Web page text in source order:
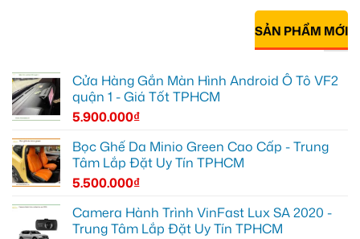
SẢN PHẨM MỚI
Cửa Hàng Gắn Màn Hình Android Ô Tô VF2
quận 1 - Giá Tốt TPHCM
5.900.000₫
Bọc Ghế Da Minio Green Cao Cấp - Trung
Tâm Lắp Đặt Uy Tín TPHCM
5.500.000₫
Camera Hành Trình VinFast Lux SA 2020 -
Trung Tâm Lắp Đặt Uy Tín TPHCM